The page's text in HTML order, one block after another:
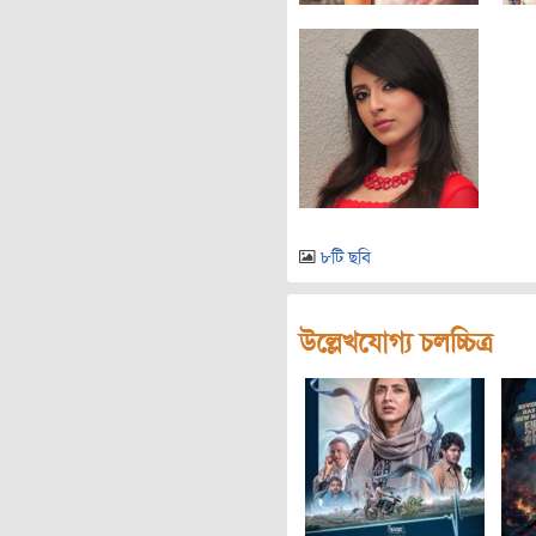
৮টি ছবি
উল্লেখযোগ্য চলচ্চিত্র